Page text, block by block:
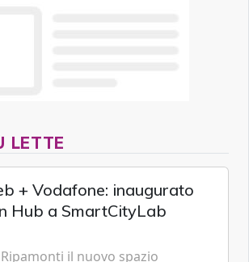
LETTE
+ Vodafone: inaugurato
Hub a SmartCityLab
il nuovo spazio